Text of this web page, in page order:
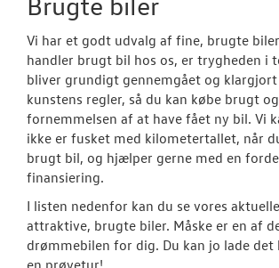
Vi har et godt udvalg af fine, brugte
handler brugt bil hos os, er trygheden i
bliver grundigt gennemgået og
kunstens regler, så du kan købe brugt
fornemmelsen af at have fået ny bil. Vi
ikke er fusket med kilometertallet, når
brugt bil, og hjælper gerne med en
finansiering.
I listen nedenfor kan du se vores
attraktive, brugte biler. Måske er en af
drømmebilen for dig. Du kan jo lade det
en prøvetur!